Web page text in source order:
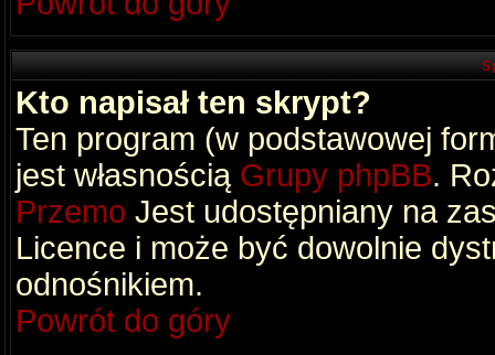
Kto napisał ten skrypt?
Ten program (w podstawowej
jest własnością Grupy phpBB.
Przemo Jest udostępniany na
Licence i może być dowolnie
odnośnikiem.
Powrót do góry